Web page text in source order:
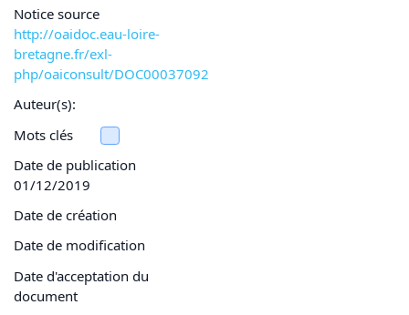
Notice source
http://oaidoc.eau-loire-
bretagne.fr/exl-
php/oaiconsult/DOC00037092
Auteur(s):
Mots clés
Date de publication
01/12/2019
Date de création
Date de modification
Date d'acceptation du
document